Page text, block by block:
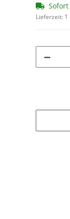
Lieferzeit: 1